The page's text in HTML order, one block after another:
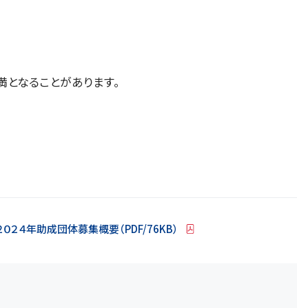
なることがあります。
０２４年助成団体募集概要（PDF/76KB）